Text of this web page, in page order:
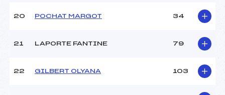
20 POCHAT MARGOT 34
21 LAPORTE FANTINE 79
22 GILBERT OLYANA 103